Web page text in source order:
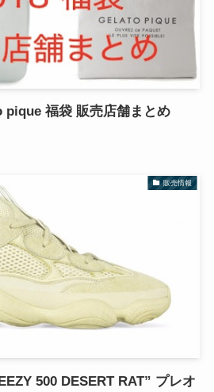
pique 福袋 販売店舗まとめ
販売情報
500 DESERT RAT” プレオ